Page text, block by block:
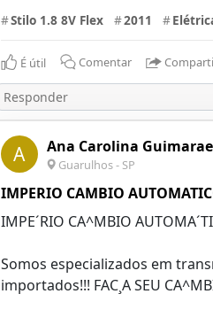
#Stilo 1.8 8V Flex #2011 #
É útil Comentar
A Ana Carolina
Guarulhos - SP
IMPERIO CAMBIO
IMPE´RIO CA^MBIO
Somos especializados em
importados!!! FAC¸A SEU